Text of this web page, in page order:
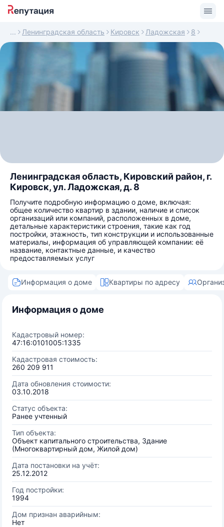
Ленинградская область Кировск Ладожская 8
Ленинградская область, Кировский район, г.
Кировск, ул. Ладожская, д. 8
Получите подробную информацию о доме, включая:
общее количество квартир в здании, наличие и список
организаций или компаний, расположенных в доме,
детальные характеристики строения, такие как год
постройки, этажность, тип конструкции и использованные
материалы, информация об управляющей компании: её
название, контактные данные, и качество
предоставляемых услуг
Информация о доме Квартиры по адресу
Информация о доме
Кадастровый номер:
47:16:0101005:1335
Кадастровая стоимость:
260 209 911
Дата обновления стоимости:
03.10.2018
Статус объекта:
Ранее учтенный
Тип объекта:
Объект капитального строительства, Здание
(Многоквартирный дом, Жилой дом)
Дата постановки на учёт:
25.12.2012
Год постройки:
1994
Дом признан аварийным:
Нет